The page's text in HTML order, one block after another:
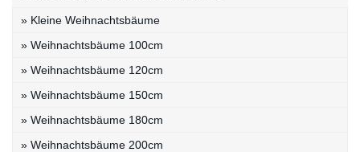
» Kleine Weihnachtsbäume
» Weihnachtsbäume 100cm
» Weihnachtsbäume 120cm
» Weihnachtsbäume 150cm
» Weihnachtsbäume 180cm
» Weihnachtsbäume 200cm